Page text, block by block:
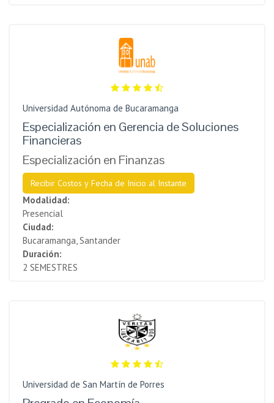
Universidad Autónoma de Bucaramanga
Especialización en Gerencia de Soluciones
Financieras
Especialización en Finanzas
Recibir Costos y Fecha de Inicio al Instante
Modalidad:
Presencial
Ciudad:
Bucaramanga, Santander
Duración:
2 SEMESTRES
Universidad de San Martín de Porres